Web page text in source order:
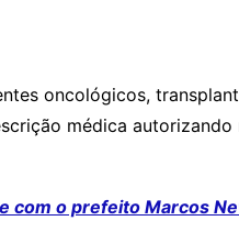
oncológicos,
médica
com o prefeito Marcos